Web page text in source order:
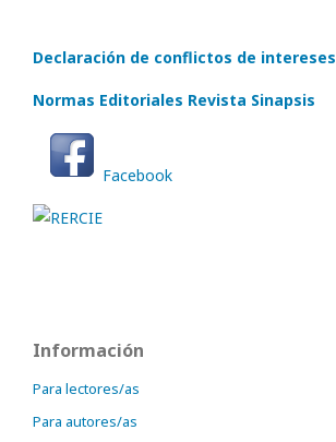
Declaración de conflictos de intereses
Normas Editoriales Revista Sinapsis
Facebook
Información
Para lectores/as
Para autores/as